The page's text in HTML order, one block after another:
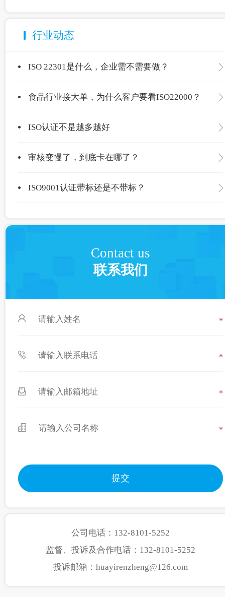
行业动态
ISO 22301是什么，企业需不需要做？
食品行业接大单，为什么客户要看ISO22000？
ISO认证不是越多越好
审核变慢了，到底卡在哪了？
ISO9001认证带标还是不带标？
Contact us
联系我们
*
*
*
*
公司电话：132-8101-5252
监督、投诉及合作电话：132-8101-5252
投诉邮箱：huayirenzheng@126.com